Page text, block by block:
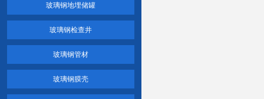
玻璃钢地埋储罐
玻璃钢检查井
玻璃钢管材
玻璃钢膜壳